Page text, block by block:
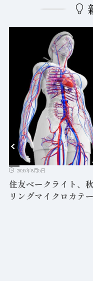
2026年8月5日
住友ベークライト、
リングマイクロカテ